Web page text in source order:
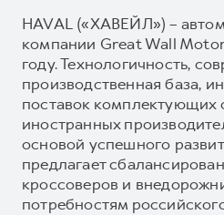
HAVAL («ХАВЕЙЛ») –
компании Great Wall
году. Технологичность,
производственная база,
поставок комплектующих
иностранных
основой успешного
предлагает
кроссоверов и
потребностям